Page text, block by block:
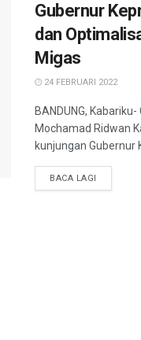
Gubernur
dan
Migas
24 FEBRUARI 2022
BANDUNG,
Mochamad Ridwan
kunjungan Gubernur
BACA LAGI